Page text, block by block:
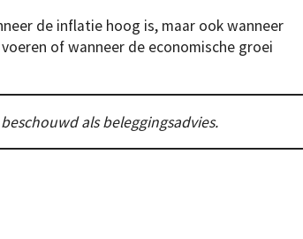
de inflatie hoog is, maar ook wanneer
of wanneer de economische groei
als beleggingsadvies.